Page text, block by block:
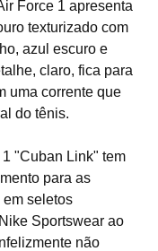
texturizado com
azul escuro e
claro, fica para
uma corrente que
do tênis.
para as
em seletos
Sportswear ao
não